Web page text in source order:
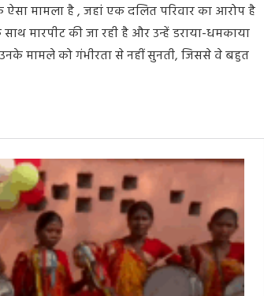
मामला है , जहां एक दलित परिवार का आरोप है
मारपीट की जा रही है और उन्हें डराया-धमकाया
मामले को गंभीरता से नहीं सुनती, जिससे वे बहुत